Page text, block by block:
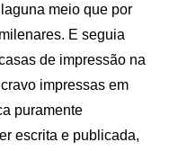
meio que por
E seguia
de impressão na
impressas em
puramente
escrita e publicada,